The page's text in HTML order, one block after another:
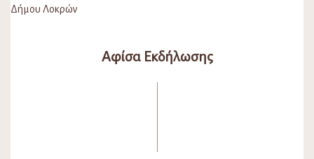
Δήμου Λοκρών
Αφίσα Εκδήλωσης